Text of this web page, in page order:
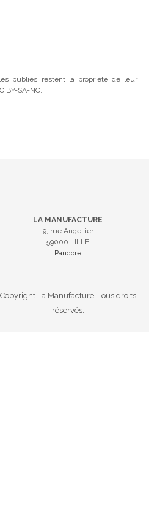
publiés restent la propriété de leur
BY-SA-NC.
LA MANUFACTURE
9, rue Angellier
59000 LILLE
Pandore
Copyright La Manufacture. Tous droits
réservés.